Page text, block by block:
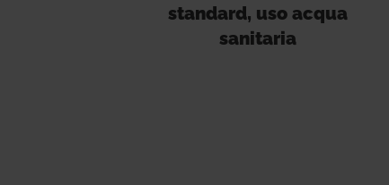
standard, uso acqua
sanitaria